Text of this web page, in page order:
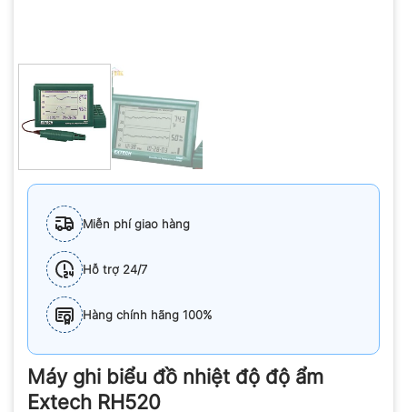
Miễn phí giao hàng
Hỗ trợ 24/7
Hàng chính hãng 100%
Máy ghi biểu đồ nhiệt độ độ ẩm
Extech RH520